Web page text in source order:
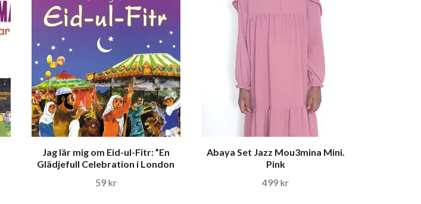
Jag lär mig om Eid-ul-Fitr: ”En
Glädjefull Celebration i London
59 kr
Abaya Set Jazz Mou3mina Mini.
Pink
499 kr